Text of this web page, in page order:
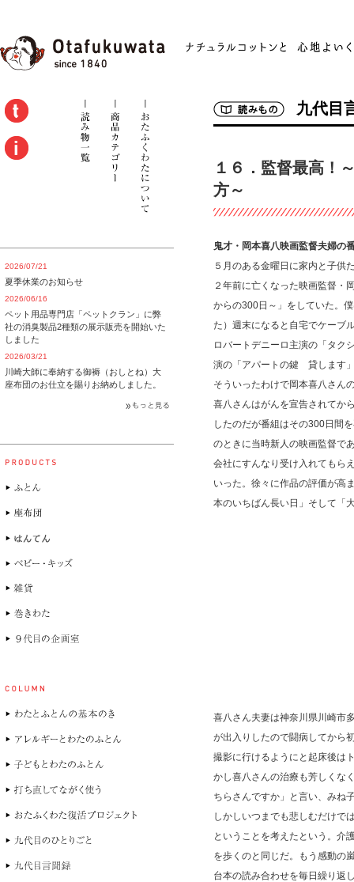
九代目
１６．監督最高！
方～
鬼才・岡本喜八映画監督夫婦の
５月のある金曜日に家内と子供
２年前に亡くなった映画監督
からの300日～」をしていた。
た）週末になると自宅でケーブ
ロバートデニーロ主演の「タク
演の「アパートの鍵 貸します
そういったわけで岡本喜八さん
喜八さんはがんを宣告されてか
したのだが番組はその300日間
のときに当時新人の映画監督で
会社にすんなり受け入れてもら
いった。徐々に作品の評価が高
本のいちばん長い日」そして「
喜八さん夫妻は神奈川県川崎市
が出入りしたので闘病してから
撮影に行けるようにと起床後は
かし喜八さんの治療も芳しくな
ちらさんですか」と言い、みね
しかしいつまでも悲しむだけで
ということを考えたという。介
を歩くのと同じだ。もう感動の
台本の読み合わせを毎日繰り返
2026/07/21
夏季休業のお知らせ
2026/06/16
ペット用品専門店「ペットクラン」に弊
社の消臭製品2種類の展示販売を開始いた
しました
2026/03/21
川崎大師に奉納する御褥（おしとね）大
座布団のお仕立を賜りお納めしました。